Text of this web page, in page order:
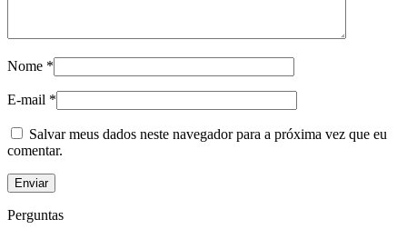
Nome *
E-mail *
Salvar meus dados neste navegador para a próxima vez que eu
comentar.
Perguntas